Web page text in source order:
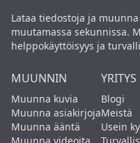
Lataa tiedostoja ja
muutamassa sekunnissa.
helppokäyttöisyys ja
MUUNNIN
Muunna kuvia
Muunna asiakirjoja
Muunna ääntä
YRITYS
Blogi
Meistä
Usein